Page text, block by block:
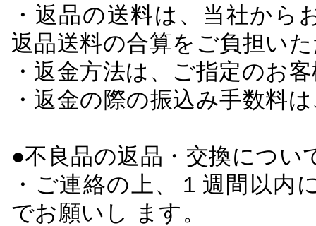
・返品の送料は、当社か
返品送料の合算をご負担い
・返金方法は、ご指定のお
・返金の際の振込み手数料
●不良品の返品・交換につい
・ご連絡の上、１週間以
でお願いし ます。